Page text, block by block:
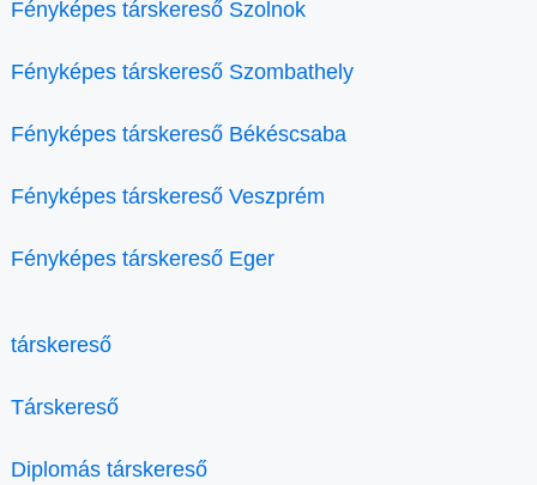
Fényképes társkereső Szolnok
Fényképes társkereső Szombathely
Fényképes társkereső Békéscsaba
Fényképes társkereső Veszprém
Fényképes társkereső Eger
társkereső
Társkereső
Diplomás társkereső